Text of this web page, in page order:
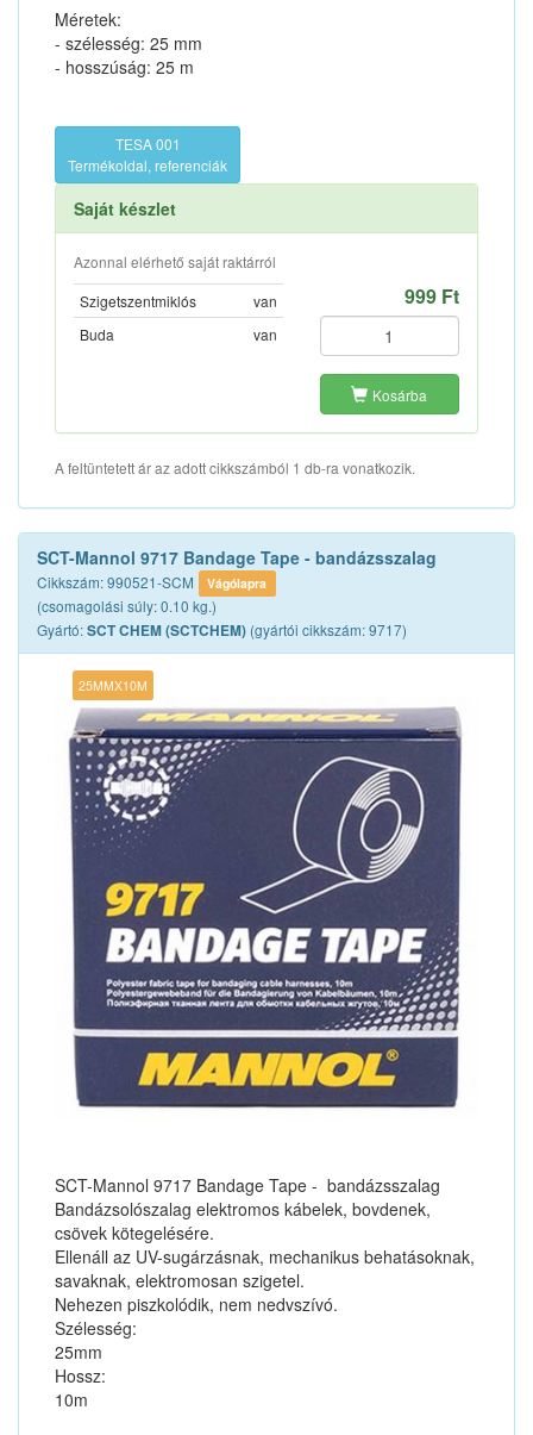
Méretek:
- szélesség: 25 mm
- hosszúság: 25 m
TESA 001
Termékoldal, referenciák
Saját készlet
Azonnal elérhető saját raktárról
Szigetszentmiklós
van
Buda
van
999 Ft
Kosárba
A feltüntetett ár az adott cikkszámból 1 db-ra vonatkozik.
SCT-Mannol 9717 Bandage Tape - bandázsszalag
Cikkszám: 990521-SCM Vágólapra
(csomagolási súly: 0.10 kg.)
Gyártó:SCT CHEM (SCTCHEM) (gyártói cikkszám: 9717)
25MMX10M
SCT-Mannol 9717 Bandage Tape - bandázsszalag
Bandázsolószalag elektromos kábelek, bovdenek,
csövek kötegelésére.
Ellenáll az UV-sugárzásnak, mechanikus behatásoknak,
savaknak, elektromosan szigetel.
Nehezen piszkolódik, nem nedvszívó.
Szélesség:
25mm
Hossz:
10m